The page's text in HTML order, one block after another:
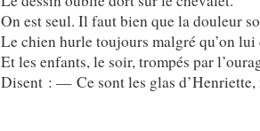
On est seul. Il faut bien que la douleur
Le chien hurle toujours malgré qu’on lui
Et les enfants, le soir, trompés par
Disent : — Ce sont les glas d’Henriette,